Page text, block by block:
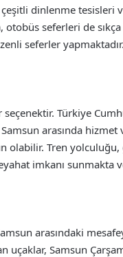
dinlenme tesisleri
seferleri de
seferler
Türkiye
arasında
olabilir. Tren
imkanı sunmakta
arasındaki
uçaklar, Samsun